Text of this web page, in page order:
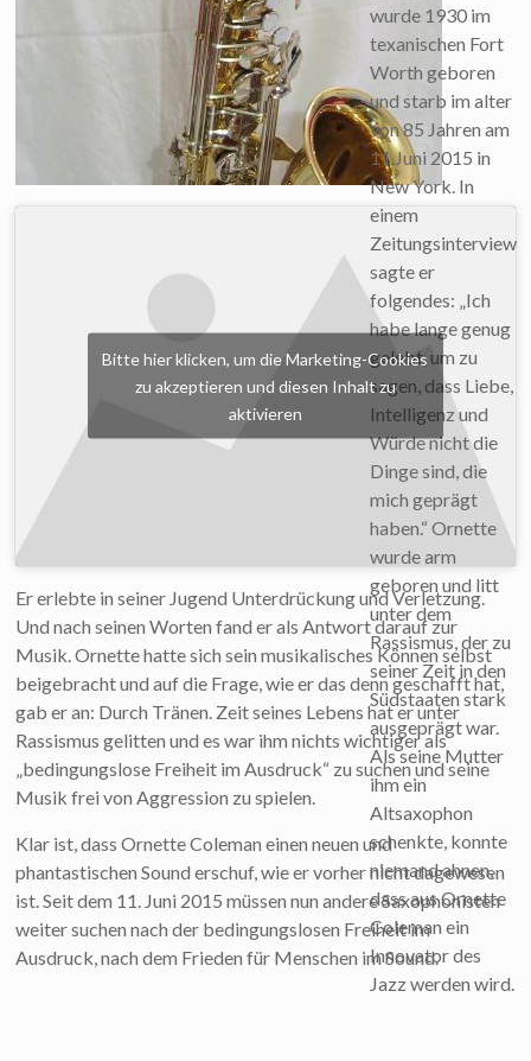
wurde 1930 im
texanischen Fort
Worth geboren
und starb im alter
von 85 Jahren am
11.Juni 2015 in
New York. In
einem
Zeitungsinterview
sagte er
folgendes: „Ich
habe lange genug
gelebt, um zu
sagen, dass Liebe,
Intelligenz und
Würde nicht die
Dinge sind, die
mich geprägt
haben.“ Ornette
wurde arm
geboren und litt
unter dem
Rassismus, der zu
seiner Zeit in den
Südstaaten stark
ausgeprägt war.
Als seine Mutter
ihm ein
Altsaxophon
schenkte, konnte
niemand ahnen,
dass aus Ornette
Coleman ein
Innovator des
Jazz werden wird.
Bitte hier klicken, um die Marketing-Cookies
zu akzeptieren und diesen Inhalt zu
aktivieren
Er erlebte in seiner Jugend Unterdrückung und Verletzung.
Und nach seinen Worten fand er als Antwort darauf zur
Musik. Ornette hatte sich sein musikalisches Können selbst
beigebracht und auf die Frage, wie er das denn geschafft hat,
gab er an: Durch Tränen. Zeit seines Lebens hat er unter
Rassismus gelitten und es war ihm nichts wichtiger als
„bedingungslose Freiheit im Ausdruck“ zu suchen und seine
Musik frei von Aggression zu spielen.
Klar ist, dass Ornette Coleman einen neuen und
phantastischen Sound erschuf, wie er vorher nicht dagewesen
ist. Seit dem 11. Juni 2015 müssen nun andere Saxophonisten
weiter suchen nach der bedingungslosen Freiheit im
Ausdruck, nach dem Frieden für Menschen im Sound.